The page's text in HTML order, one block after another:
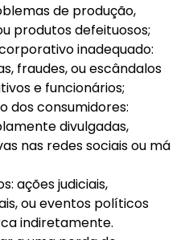
de produção,
produtos defeituosos;
inadequado:
fraudes, ou escândalos
e funcionários;
dos consumidores:
divulgadas,
nas redes sociais ou má
ações judiciais,
ou eventos políticos
indiretamente.